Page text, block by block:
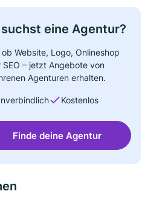
suchst eine Agentur?
ob Website, Logo, Onlineshop
SEO – jetzt Angebote von
Agenturen erhalten.
Kostenlos
Finde deine Agentur